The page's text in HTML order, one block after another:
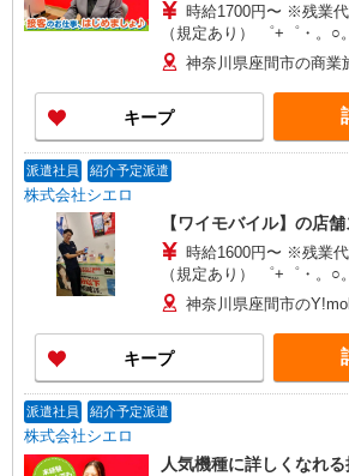
時給1700円〜 ※残業
（規定あり） ゜+゜・。○。・゜+゜・。○。・゜
+゜ 入社祝い金10万円支給(規定有)
頂くと, インセンティブ支給(規定
い・週払い可能（規程有
+゜・。○。・゜+゜
神奈川県座間市の商業
キープ
派遣社員 紹介予定派遣
株式会社シエロ
【ワイモバイル】の店
時給1600円〜 ※残業
（規定あり） ゜+゜・。○。・゜+゜・。○。・゜
+゜ 入社祝い金10万円支給(規定有)
頂くと, インセンティブ支給(規定
い・週払い可能（規程有
+゜・。○。・゜+゜
神奈川県座間市の
キープ
派遣社員 紹介予定派遣
株式会社シエロ
人気機種に詳しくなれ